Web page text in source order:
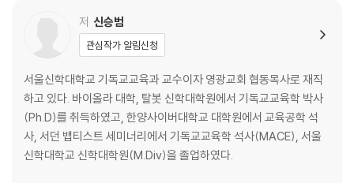
저 신승범
관심작가 알림신청
서울신학대학교 기독교교육과 교수이자 영광교회 협동목사로 재직
하고 있다. 바이올라 대학, 탈봇 신학대학원에서 기독교교육학 박사
(Ph.D)를 취득하였고, 한양사이버대학교 대학원에서 교육공학 석
사, 서던 뱁티스트 세미너리에서 기독교교육학 석사(MACE), 서울
신학대학교 신학대학원(M.Div)을 졸업하였다.